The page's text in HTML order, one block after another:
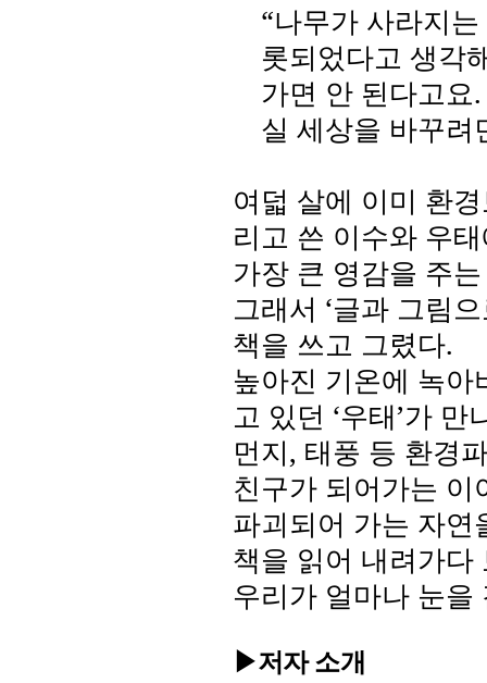
“나무가 사라지
롯되었다고 생각
가면 안 된다고요
실 세상을 바꾸려
여덟 살에 이미 환
리고 쓴 이수와 우
가장 큰 영감을 주
그래서 ‘글과 그림
책을 쓰고 그렸다.
높아진 기온에 녹
고 있던 ‘우태’가
먼지, 태풍 등 환경
친구가 되어가는
파괴되어 가는 자
책을 읽어 내려가
우리가 얼마나 눈
▶저자 소개